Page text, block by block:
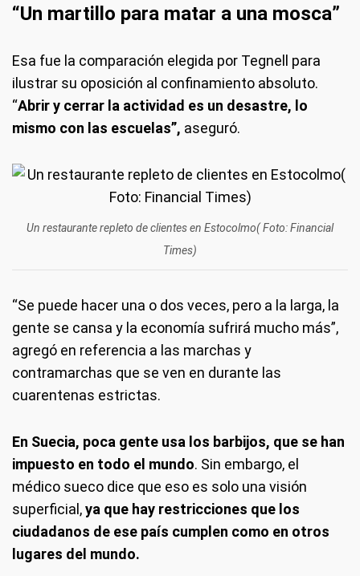
“Un martillo para matar a una mosca”
Esa fue la comparación elegida por Tegnell para
ilustrar su oposición al confinamiento absoluto.
“Abrir y cerrar la actividad es un desastre, lo
mismo con las escuelas”, aseguró.
Un restaurante repleto de clientes en Estocolmo( Foto: Financial
Times)
“Se puede hacer una o dos veces, pero a la larga, la
gente se cansa y la economía sufrirá mucho más”,
agregó en referencia a las marchas y
contramarchas que se ven en durante las
cuarentenas estrictas.
En Suecia, poca gente usa los barbijos, que se han
impuesto en todo el mundo. Sin embargo, el
médico sueco dice que eso es solo una visión
superficial,ya que hay restricciones que los
ciudadanos de ese país cumplen como en otros
lugares del mundo.